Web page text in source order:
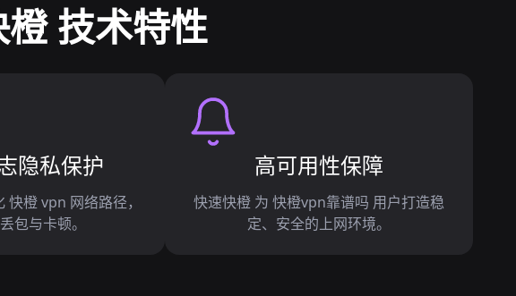
技术特性
隐私保护
快橙 vpn 网络路径，
包与卡顿。
高可用性保障
快速快橙 为 快橙vpn靠谱吗 用户打造稳
定、安全的上网环境。